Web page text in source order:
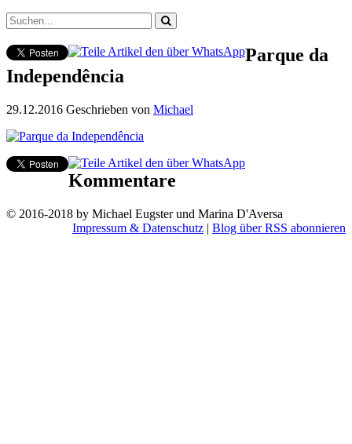
Parque da
Independência
29.12.2016 Geschrieben von Michael
Kommentare
© 2016-2018 by Michael Eugster und Marina D'Aversa
Impressum & Datenschutz | Blog über RSS abonnieren